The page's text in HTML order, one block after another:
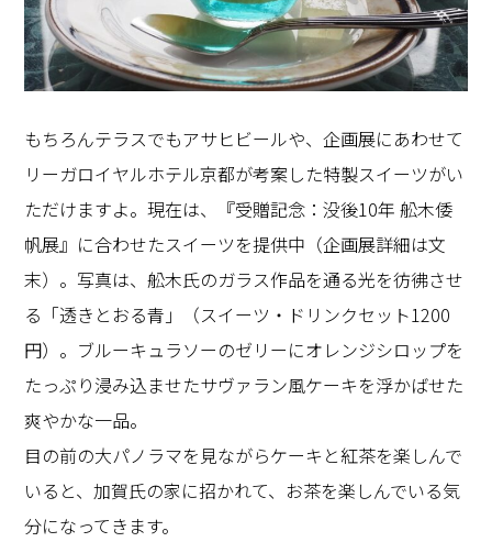
もちろんテラスでもアサヒビールや、企画展にあわせて
リーガロイヤルホテル京都が考案した特製スイーツがい
ただけますよ。現在は、『受贈記念：没後10年 舩木倭
帆展』に合わせたスイーツを提供中（企画展詳細は文
末）。写真は、舩木氏のガラス作品を通る光を彷彿させ
る「透きとおる青」（スイーツ・ドリンクセット1200
円）。ブルーキュラソーのゼリーにオレンジシロップを
たっぷり浸み込ませたサヴァラン風ケーキを浮かばせた
爽やかな一品。
目の前の大パノラマを見ながらケーキと紅茶を楽しんで
いると、加賀氏の家に招かれて、お茶を楽しんでいる気
分になってきます。